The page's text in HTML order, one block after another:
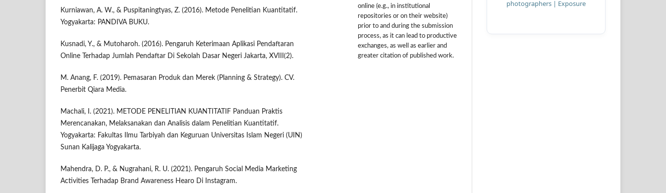
Kurniawan, A. W., & Puspitaningtyas, Z. (2016). Metode Penelitian Kuantitatif.
Yogyakarta: PANDIVA BUKU.
Kusnadi, Y., & Mutoharoh. (2016). Pengaruh Keterimaan Aplikasi Pendaftaran
Online Terhadap Jumlah Pendaftar Di Sekolah Dasar Negeri Jakarta, XVIII(2).
M. Anang, F. (2019). Pemasaran Produk dan Merek (Planning & Strategy). CV.
Penerbit Qiara Media.
Machali, I. (2021). METODE PENELITIAN KUANTITATIF Panduan Praktis
Merencanakan, Melaksanakan dan Analisis dalam Penelitian Kuantitatif.
Yogyakarta: Fakultas Ilmu Tarbiyah dan Keguruan Universitas Islam Negeri (UIN)
Sunan Kalijaga Yogyakarta.
Mahendra, D. P., & Nugrahani, R. U. (2021). Pengaruh Social Media Marketing
Activities Terhadap Brand Awareness Hearo Di Instagram.
online (e.g., in institutional
repositories or on their website)
prior to and during the submission
process, as it can lead to productive
exchanges, as well as earlier and
greater citation of published work.